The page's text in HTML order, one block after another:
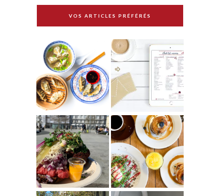
VOS ARTICLES PRÉFÉRÉS